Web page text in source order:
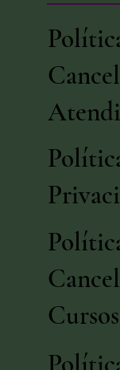
Cursos